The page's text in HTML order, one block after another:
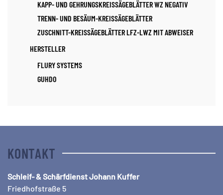
KAPP- UND GEHRUNGSKREISSÄGEBLÄTTER WZ NEGATIV
TRENN- UND BESÄUM-KREISSÄGEBLÄTTER
ZUSCHNITT-KREISSÄGEBLÄTTER LFZ-LWZ MIT ABWEISER
HERSTELLER
FLURY SYSTEMS
GUHDO
KONTAKT
Schleif- & Schärfdienst Johann Kuffer
Friedhofstraße 5